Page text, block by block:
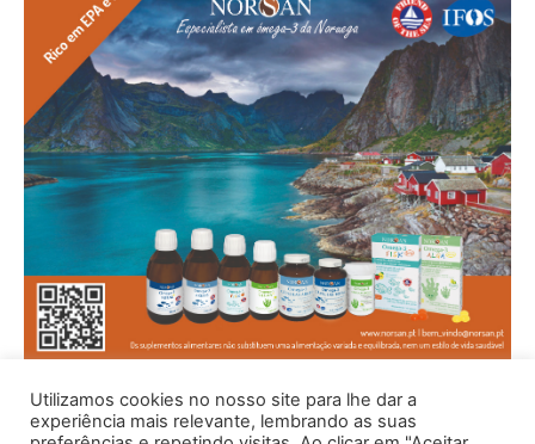
Utilizamos cookies no nosso site para lhe dar a
experiência mais relevante, lembrando as suas